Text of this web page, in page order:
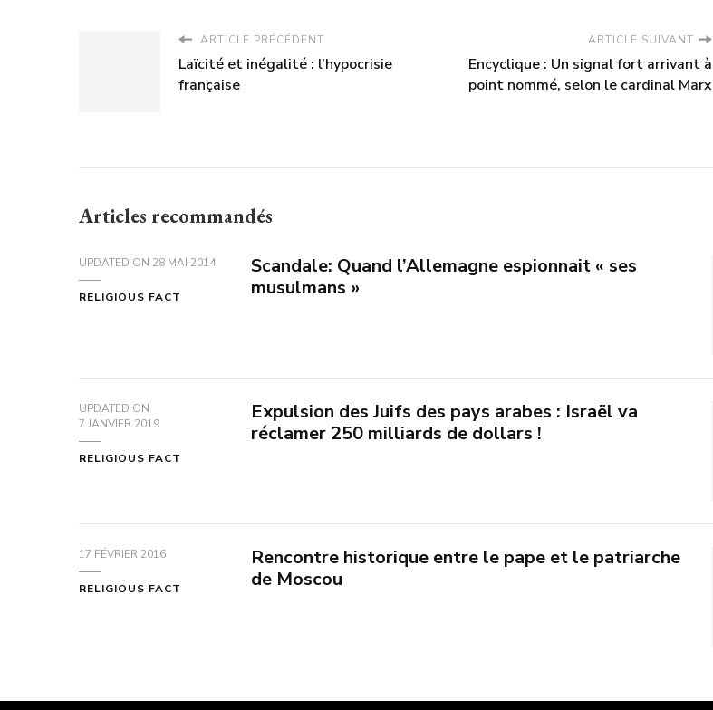
ARTICLE PRÉCÉDENT
Laïcité et inégalité : l’hypocrisie
française
ARTICLE SUIVANT
Encyclique : Un signal fort arrivant à
point nommé, selon le cardinal Marx
Articles recommandés
UPDATED ON 28 MAI 2014
RELIGIOUS FACT
Scandale: Quand l’Allemagne espionnait « ses
musulmans »
UPDATED ON
7 JANVIER 2019
RELIGIOUS FACT
Expulsion des Juifs des pays arabes : Israël va
réclamer 250 milliards de dollars !
17 FÉVRIER 2016
RELIGIOUS FACT
Rencontre historique entre le pape et le patriarche
de Moscou